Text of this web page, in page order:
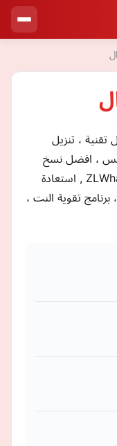
تقنية ، تنزيل
، افضل نسخ
واتساب في العالم ، ZLWhatsApp Update , استعادة
تقوية النت ،